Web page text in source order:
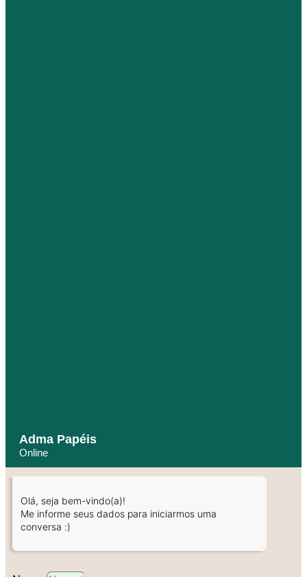
Adma Papéis
Online
Olá, seja bem-vindo(a)!
Me informe seus dados para iniciarmos uma
conversa :)